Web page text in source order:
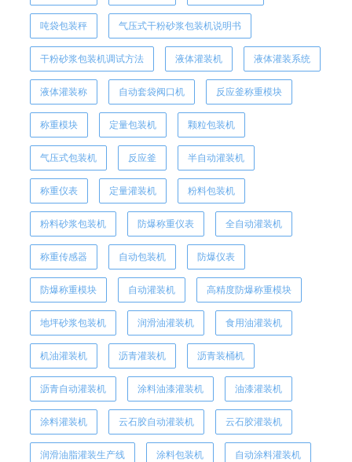
吨袋包装秤 气压式干粉砂浆包装机说明书
干粉砂浆包装机调试方法 液体灌装机 液体灌装系统
液体灌装称 自动套袋阀口机 反应釜称重模块
称重模块 定量包装机 颗粒包装机
气压式包装机 反应釜 半自动灌装机
称重仪表 定量灌装机 粉料包装机
粉料砂浆包装机 防爆称重仪表 全自动灌装机
称重传感器 自动包装机 防爆仪表
防爆称重模块 自动灌装机 高精度防爆称重模块
地坪砂浆包装机 润滑油灌装机 食用油灌装机
机油灌装机 沥青灌装机 沥青装桶机
沥青自动灌装机 涂料油漆灌装机 油漆灌装机
涂料灌装机 云石胶自动灌装机 云石胶灌装机
润滑油脂灌装生产线 涂料包装机 自动涂料灌装机